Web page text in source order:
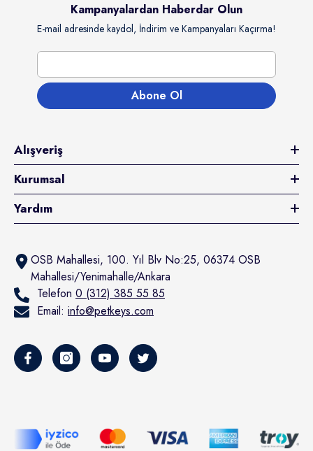
Kampanyalardan Haberdar Olun
E-mail adresinde kaydol, İndirim ve Kampanyaları Kaçırma!
Abone Ol
Alışveriş
Kurumsal
Yardım
OSB Mahallesi, 100. Yıl Blv No:25, 06374 OSB
Mahallesi/Yenimahalle/Ankara
Telefon 0 (312) 385 55 85
Email: info@petkeys.com